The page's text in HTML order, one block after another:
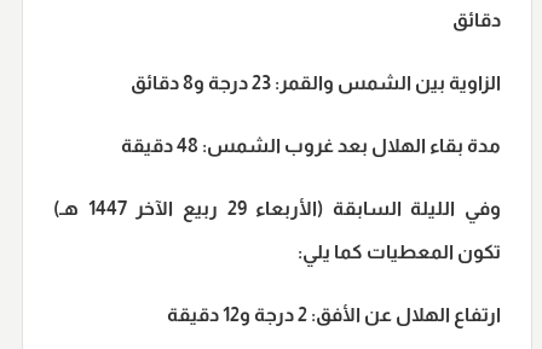
دقائق
الزاوية بين الشمس والقمر: 23 درجة و8 دقائق
مدة بقاء الهلال بعد غروب الشمس: 48 دقيقة
وفي الليلة السابقة (الأربعاء 29 ربيع الآخر 1447 هـ)
تكون المعطيات كما يلي:
ارتفاع الهلال عن الأفق: 2 درجة و12 دقيقة